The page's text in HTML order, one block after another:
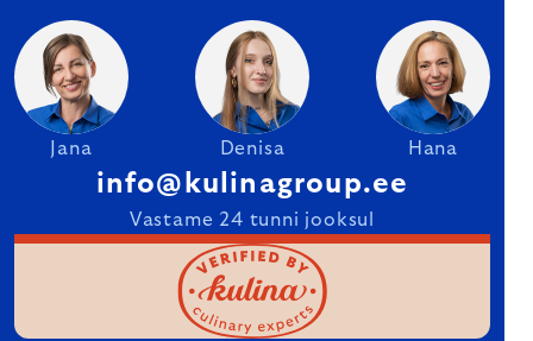
Jana Denisa Hana
info@kulinagroup.ee
Vastame 24 tunni jooksul